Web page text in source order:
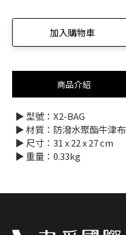
加入購物車
商品介紹
▶︎ 型號：X2-BAG
▶︎ 材質：防潑水聚酯牛津布
▶︎ 尺寸：31 x 22 x 27 cm
▶︎ 重量：0.33kg